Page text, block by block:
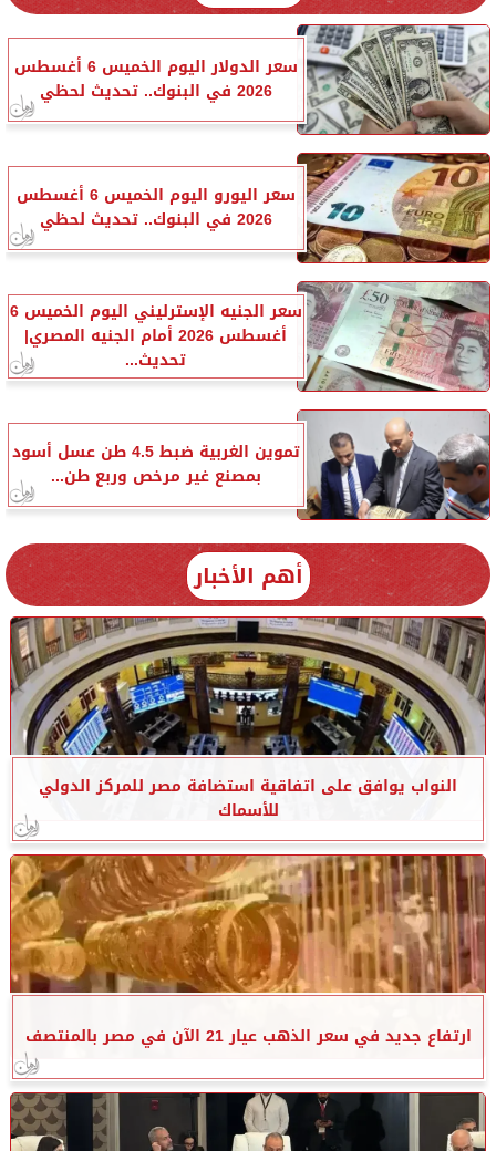
سعر الدولار اليوم الخميس 6 أغسطس
2026 في البنوك.. تحديث لحظي
سعر اليورو اليوم الخميس 6 أغسطس
2026 في البنوك.. تحديث لحظي
سعر الجنيه الإسترليني اليوم الخميس 6
أغسطس 2026 أمام الجنيه المصري|
تحديث...
تموين الغربية ضبط 4.5 طن عسل أسود
بمصنع غير مرخص وربع طن...
أهم الأخبار
النواب يوافق على اتفاقية استضافة مصر للمركز الدولي
للأسماك
ارتفاع جديد في سعر الذهب عيار 21 الآن في مصر بالمنتصف